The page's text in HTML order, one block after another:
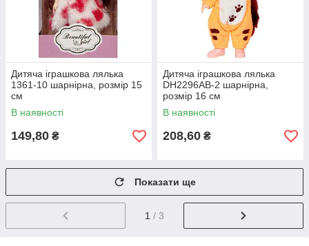
Дитяча іграшкова лялька
1361-10 шарнірна, розмір 15
см
В наявності
149,80 ₴
Дитяча іграшкова лялька
DH2296AB-2 шарнірна,
розмір 16 см
В наявності
208,60 ₴
Показати ще
1 / 3